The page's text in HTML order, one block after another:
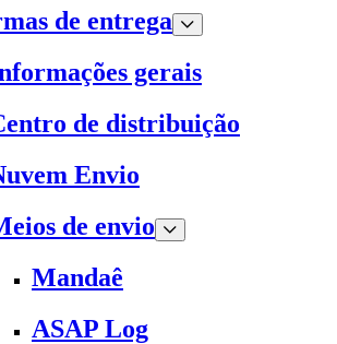
de entrega
gerais
de distribuição
Envio
de envio
Mandaê
ASAP Log